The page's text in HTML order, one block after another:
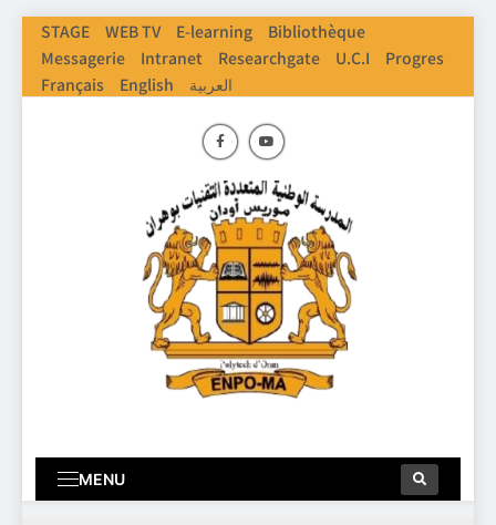
STAGE WEB TV E-learning
Bibliothèque
Messagerie
Intranet Researchgate U.C.I
Progres
Français
English العربية
MENU